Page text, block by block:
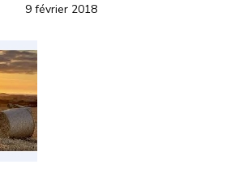
9 février 2018